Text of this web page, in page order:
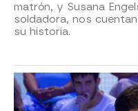
matrón, y Susana
soldadora, nos cuentan
su historia.